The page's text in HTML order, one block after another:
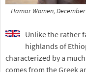
Hamar Women,
Unlike the rather
highlands of
characterized by a
comes from the Greek